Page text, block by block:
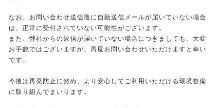
なお、お問い合わせ送信後に自動送信メールが届いていない場合
は、正常に受付されていない可能性がございます。
また、弊社からの返信が届いていない場合につきましても、大変
お手数ではございますが、再度お問い合わせいただけますと幸い
です。
今後は再発防止に努め、より安心してご利用いただける環境整備
に取り組んでまいります。